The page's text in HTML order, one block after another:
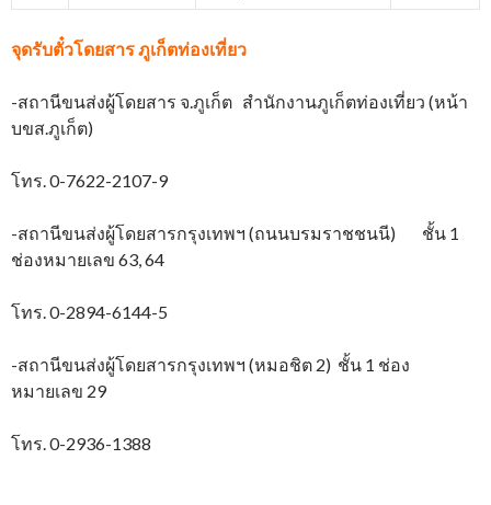
จุดรับตั๋วโดยสารภูเก็ตท่องเที่ยว
-สถานีขนส่งผู้โดยสาร จ.ภูเก็ต สำนักงานภูเก็ตท่องเที่ยว (หน้า
บขส.ภูเก็ต)
โทร. 0-7622-2107-9
-สถานีขนส่งผู้โดยสารกรุงเทพฯ (ถนนบรมราชชนนี) ชั้น 1
ช่องหมายเลข 63, 64
โทร. 0-2894-6144-5
-สถานีขนส่งผู้โดยสารกรุงเทพฯ (หมอชิต 2) ชั้น 1 ช่อง
หมายเลข 29
โทร. 0-2936-1388